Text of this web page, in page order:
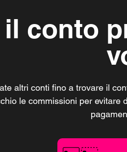
il conto
altri conti fino a trovare il
le commissioni per evitare